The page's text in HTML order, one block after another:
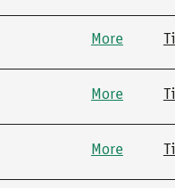
More
More
More